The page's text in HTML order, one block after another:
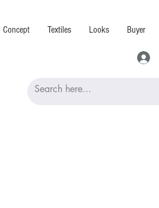
Concept Textiles Looks Buyer